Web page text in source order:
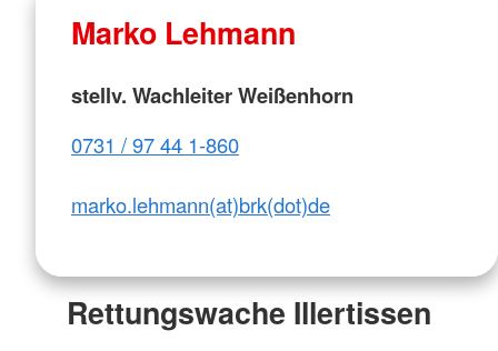
Marko Lehmann
stellv. Wachleiter Weißenhorn
0731 / 97 44 1-860
marko.lehmann(at)brk(dot)de
Rettungswache Illertissen